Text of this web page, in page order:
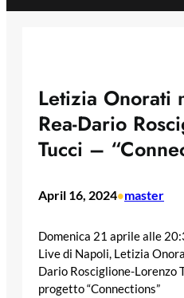
Letizia Onorati
Rea-Dario
Tucci –
April 16, 2024•master
Domenica 21 aprile alle
Live di Napoli, Letizia
Dario Rosciglione-Lorenzo
progetto “Connections”